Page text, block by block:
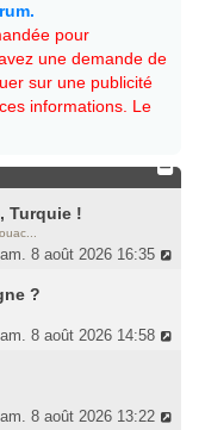
pour
une demande de
sur une publicité
informations. Le
Turquie !
8 août 2026 16:35
?
8 août 2026 14:58
8 août 2026 13:22